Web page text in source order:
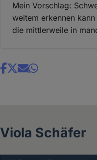
Mein Vorschlag:
weitem erkennen
die mittlerweile in
Share
Viola Schäfer